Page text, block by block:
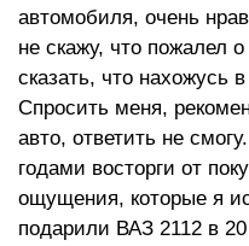
автомобиля, очень
не скажу, что пожалел
сказать, что нахожусь
Спросить меня,
авто, ответить не
годами восторги от
ощущения, которые я
подарили ВАЗ 2112 в 20